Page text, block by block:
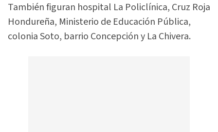
También figuran hospital La Policlínica, Cruz Roja
Hondureña, Ministerio de Educación Pública,
colonia Soto, barrio Concepción y La Chivera.